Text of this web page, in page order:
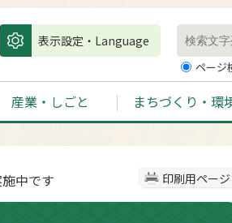
表示設定・Language
ページ
産業・しごと まちづくり・環
印刷用ページ
中です